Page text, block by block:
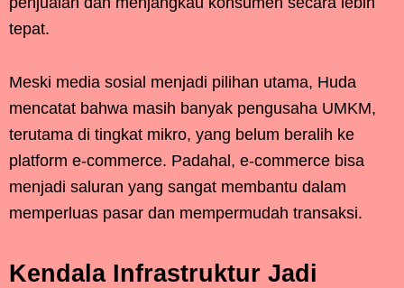
tepat.
Meski media sosial menjadi pilihan utama, Huda
mencatat bahwa masih banyak pengusaha UMKM,
terutama di tingkat mikro, yang belum beralih ke
platform e-commerce. Padahal, e-commerce bisa
menjadi saluran yang sangat membantu dalam
memperluas pasar dan mempermudah transaksi.
Kendala Infrastruktur Jadi